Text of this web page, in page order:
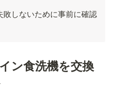
しないために事前に確認
ン食洗機を交換